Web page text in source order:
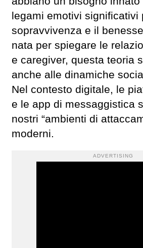
legami emotivi significativi
sopravvivenza e il
nata per spiegare le
e caregiver, questa teoria
anche alle dinamiche
Nel contesto digitale, le
e le app di messaggistica
nostri “ambienti di
moderni.
ADVERTISING